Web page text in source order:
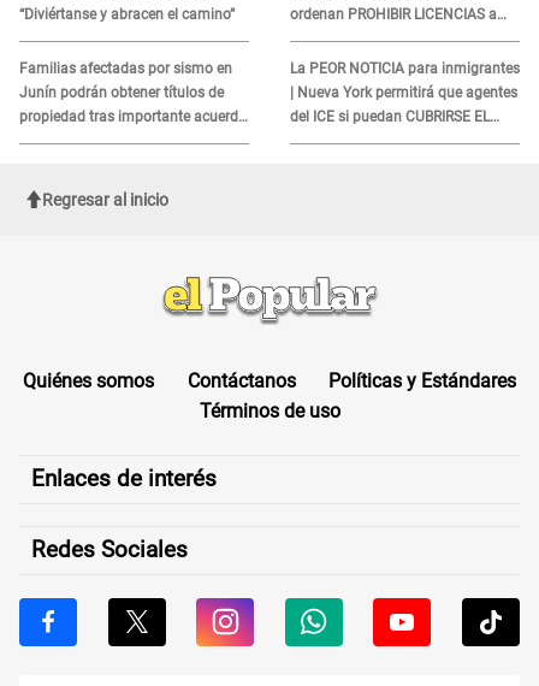
“Diviértanse y abracen el camino”
Familias afectadas por sismo en
Junín podrán obtener títulos de
propiedad tras importante acuerdo
de Cofopri
ordenan PROHIBIR LICENCIAS a
quienes no presenten ESTE
DOCUMENTO
La PEOR NOTICIA para inmigrantes
| Nueva York permitirá que agentes
del ICE si puedan CUBRIRSE EL
ROSTRO
Regresar al inicio
Quiénes somos Contáctanos
Políticas y Estándares
Términos de uso
Enlaces de interés
Redes Sociales